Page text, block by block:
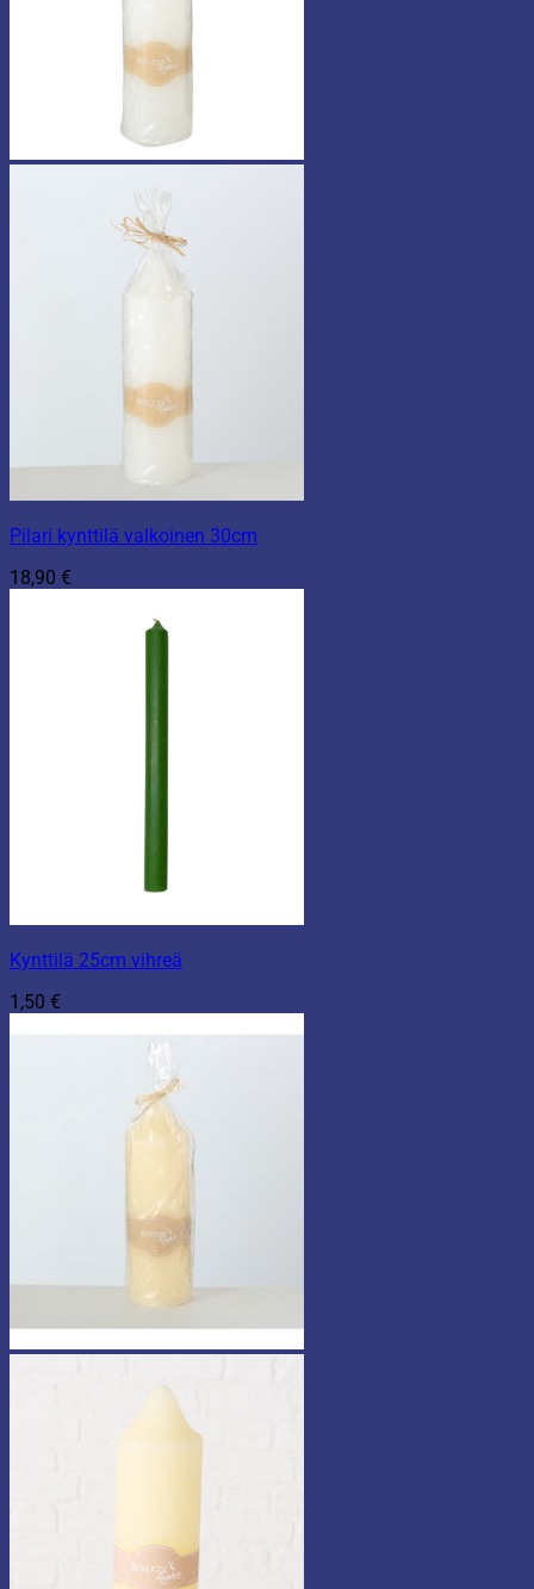
Pilari kynttilä valkoinen 30cm
18,90 €
Kynttilä 25cm vihreä
1,50 €